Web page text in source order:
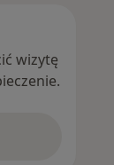
wizytę